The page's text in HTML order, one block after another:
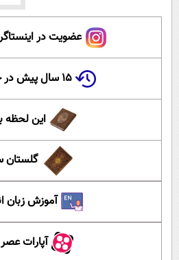
عضویت در
۱۵ سال پیش در چنین روزی
این لحظه
آموزش زبان
آپارات